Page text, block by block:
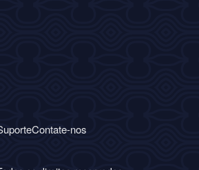
Contate-nos